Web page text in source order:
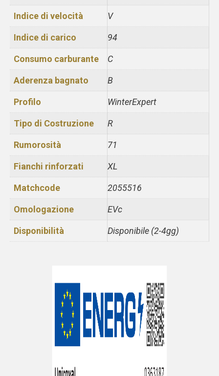
Indice di velocità V
Indice di carico 94
Consumo carburante C
Aderenza bagnato B
Profilo WinterExpert
Tipo di Costruzione R
Rumorosità 71
Fianchi rinforzati XL
Matchcode 2055516
Omologazione EVc
Disponibilità Disponibile (2-4gg)